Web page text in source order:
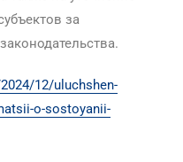
за
12/uluchshen-
o-sostoyanii-